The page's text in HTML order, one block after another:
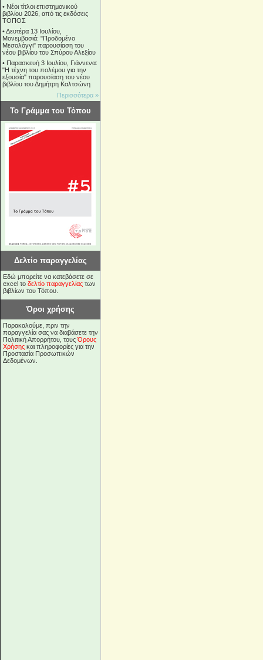
• Νέοι τίτλοι επιστημονικού
βιβλίου 2026, από τις εκδόσεις
ΤΟΠΟΣ
•Δευτέρα 13 Ιουλίου,
Μονεμβασιά: "Προδομένο
Μεσολόγγι" παρουσίαση του
νέου βιβλίου του Σπύρου Αλεξίου
• Παρασκευή 3 Ιουλίου, Γιάννενα:
"Η τέχνη του πολέμου για την
εξουσία" παρουσίαση του νέου
βιβλίου του Δημήτρη Καλτσώνη
Περισσότερα »
Το Γράμμα του Τόπου
Δελτίο παραγγελίας
Εδώ μπορείτε να κατεβάσετε σε
excel το δελτίο παραγγελίας των
βιβλίων του Τόπου.
Όροι χρήσης
Παρακαλούμε, πριν την
παραγγελία σας να διαβάσετε την
Πολιτική Απορρήτου, τουςΌρους
Χρήσης και πληροφορίες για την
Προστασία Προσωπικών
Δεδομένων.